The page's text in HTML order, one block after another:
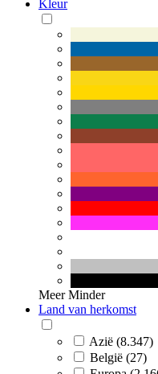
Kleur
Meer Minder
Land van herkomst
Azië (8.347)
België (27)